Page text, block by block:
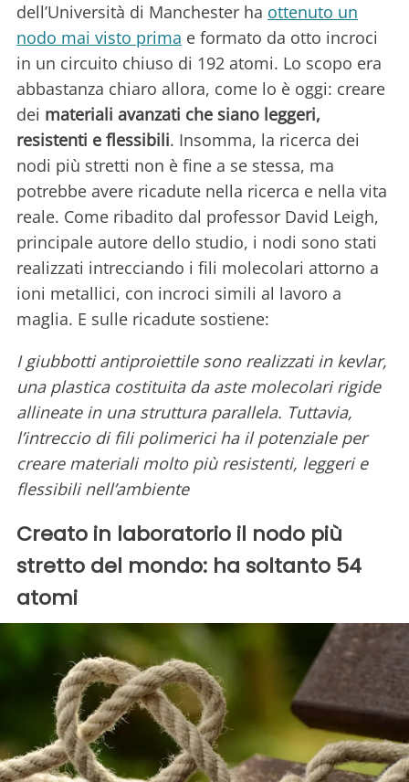
dell’Università di Manchester ha ottenuto un
nodo mai visto prima e formato da otto incroci
in un circuito chiuso di 192 atomi. Lo scopo era
abbastanza chiaro allora, come lo è oggi: creare
dei materiali avanzati che siano leggeri,
resistenti e flessibili. Insomma, la ricerca dei
nodi più stretti non è fine a se stessa, ma
potrebbe avere ricadute nella ricerca e nella vita
reale. Come ribadito dal professor David Leigh,
principale autore dello studio, i nodi sono stati
realizzati intrecciando i fili molecolari attorno a
ioni metallici, con incroci simili al lavoro a
maglia. E sulle ricadute sostiene:
I giubbotti antiproiettile sono realizzati in kevlar,
una plastica costituita da aste molecolari rigide
allineate in una struttura parallela. Tuttavia,
l’intreccio di fili polimerici ha il potenziale per
creare materiali molto più resistenti, leggeri e
flessibili nell’ambiente
Creato in laboratorio il nodo più
stretto del mondo: ha soltanto 54
atomi